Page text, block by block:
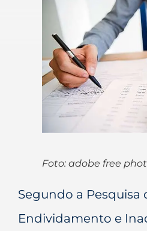
Foto: adobe free
Segundo a Pesquisa
Endividamento e